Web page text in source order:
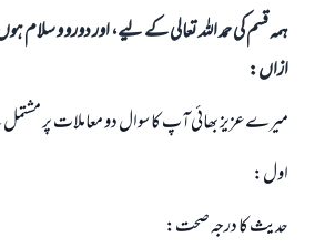
ہمہ قسم کی حمد اللہ تعالی کے لیے، اور دورو و سلام
ازاں:
ميرےعزيز بھائي آپ كا سوال دو معاملات پر
اول:
حديث كا درجہ صحت: